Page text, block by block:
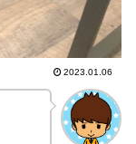
2023.01.06